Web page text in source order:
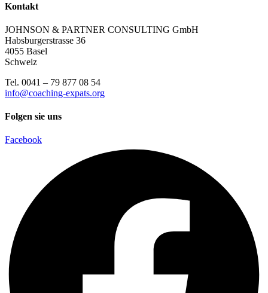
Kontakt
JOHNSON & PARTNER CONSULTING GmbH
Habsburgerstrasse 36
4055 Basel
Schweiz
Tel. 0041 – 79 877 08 54
info@coaching-expats.org
Folgen sie uns
Facebook